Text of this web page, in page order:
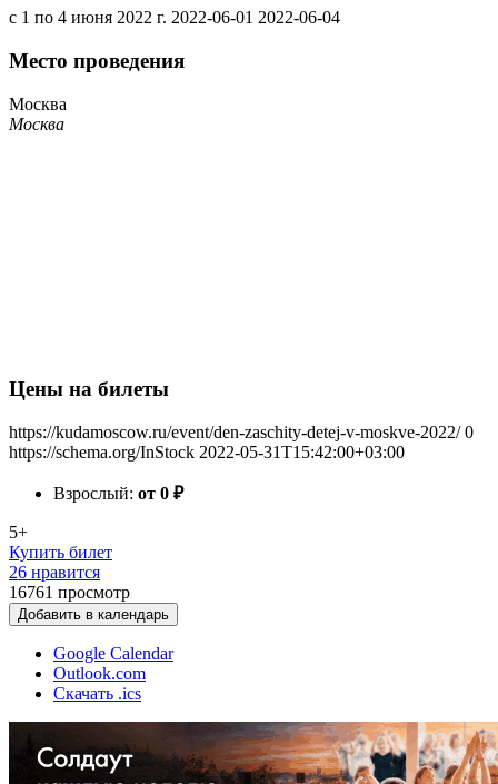
с 1 по 4 июня 2022 г. 2022-06-01 2022-06-04
Место проведения
Москва
Москва
Цены на билеты
https://kudamoscow.ru/event/den-zaschity-detej-v-moskve-2022/ 0
https://schema.org/InStock 2022-05-31T15:42:00+03:00
Взрослый: от 0 ₽
5+
Купить билет
26 нравится
16761 просмотр
Добавить в календарь
Google Calendar
Outlook.com
Скачать .ics